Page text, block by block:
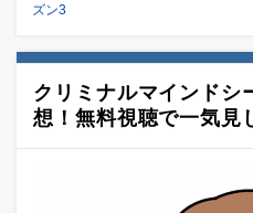
ズン3
クリミナルマインドシ
想！無料視聴で一気見